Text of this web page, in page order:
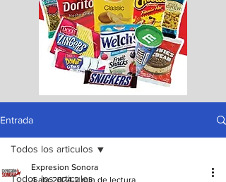
Entrada
Todos los articulos
Todos los articulos
Expresion Sonora
4 abr 2024 2 min de lectura